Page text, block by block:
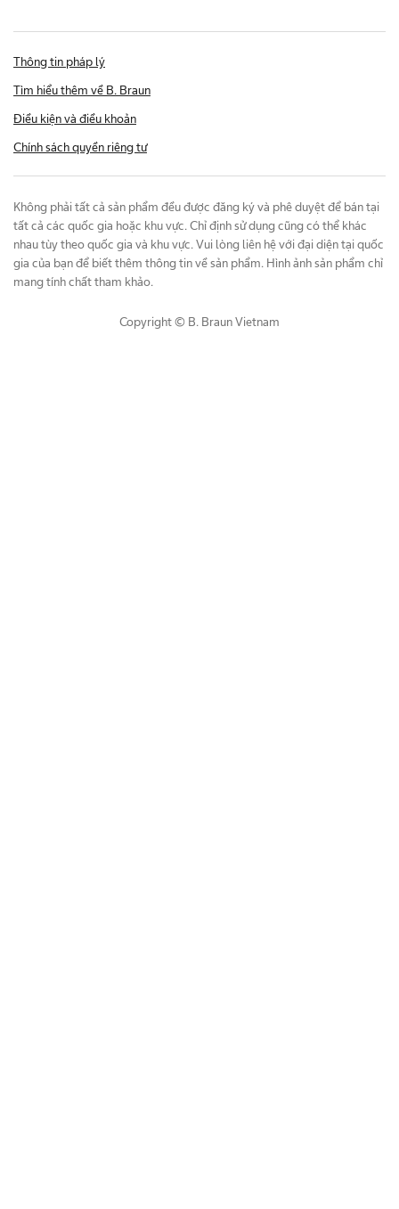
Thông tin pháp lý
Tìm hiểu thêm về B. Braun
Điều kiện và điều khoản
Chính sách quyền riêng tư
Không phải tất cả sản phẩm đều được đăng ký và phê duyệt để bán tại
tất cả các quốc gia hoặc khu vực. Chỉ định sử dụng cũng có thể khác
nhau tùy theo quốc gia và khu vực. Vui lòng liên hệ với đại diện tại quốc
gia của bạn để biết thêm thông tin về sản phẩm. Hình ảnh sản phẩm chỉ
mang tính chất tham khảo.
Copyright © B. Braun Vietnam